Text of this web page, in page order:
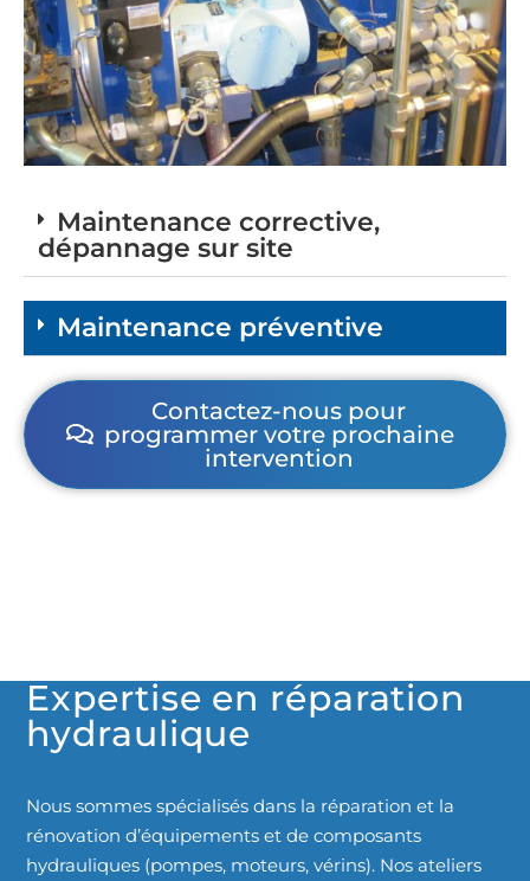
Maintenance corrective,
dépannage sur site
Maintenance préventive
Contactez-nous pour
programmer votre prochaine
intervention
Expertise en réparation
hydraulique
Nous sommes spécialisés dans la réparation et la
rénovation d’équipements et de composants
hydrauliques (pompes, moteurs, vérins). Nos ateliers